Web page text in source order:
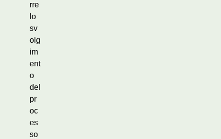
rre
lo
sv
olg
im
ent
o
del
pr
oc
es
so